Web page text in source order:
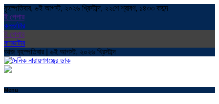
বৃহস্পতিবার, ৬ই আগস্ট, ২০২৬ খ্রিস্টাব্দ, ২২শে শ্রাবণ, ১৪৩৩ বঙ্গাব্দ
ই পেপার
কনভাটার
ই পেপার
কনভাটার
আজ বৃহস্পতিবার | ৬ই আগস্ট, ২০২৬ খ্রিস্টাব্দ
Menu